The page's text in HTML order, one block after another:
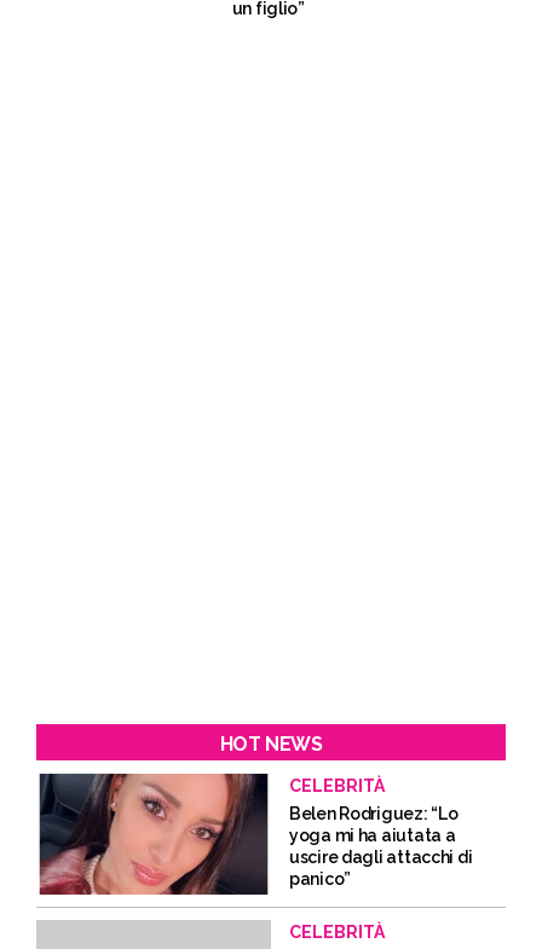
un figlio”
HOT NEWS
CELEBRITÀ
Belen Rodriguez: “Lo
yoga mi ha aiutata a
uscire dagli attacchi di
panico”
CELEBRITÀ